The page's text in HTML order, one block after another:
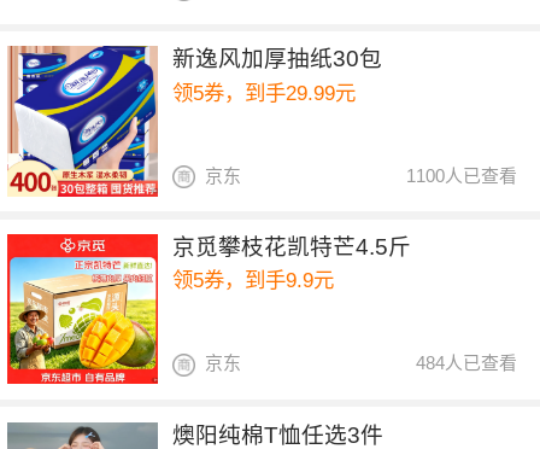
新逸风加厚抽纸30包
领5券，到手29.99元
1100人已查看
京东
京觅攀枝花凯特芒4.5斤
领5券，到手9.9元
484人已查看
京东
燠阳纯棉T恤任选3件